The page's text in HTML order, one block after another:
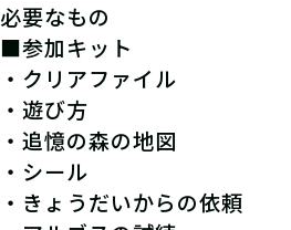
必要なもの
■参加キット
・クリアファイル
・遊び方
・追憶の森の地図
・シール
・きょうだいからの依頼